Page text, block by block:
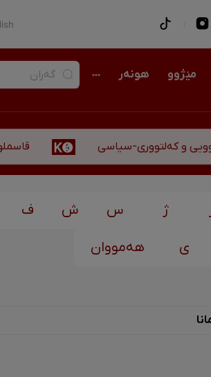
مێژوو هونەر
و کەلتووری-سیاسی قاسملوو، ئەو ڕێبەرەی ٣٥
ژ س ش ف
ی هەمووان